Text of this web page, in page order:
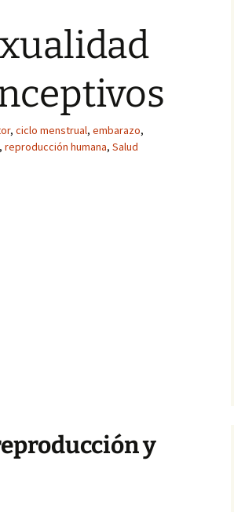
, ciclo menstrual, embarazo,
, reproducción humana, Salud
y